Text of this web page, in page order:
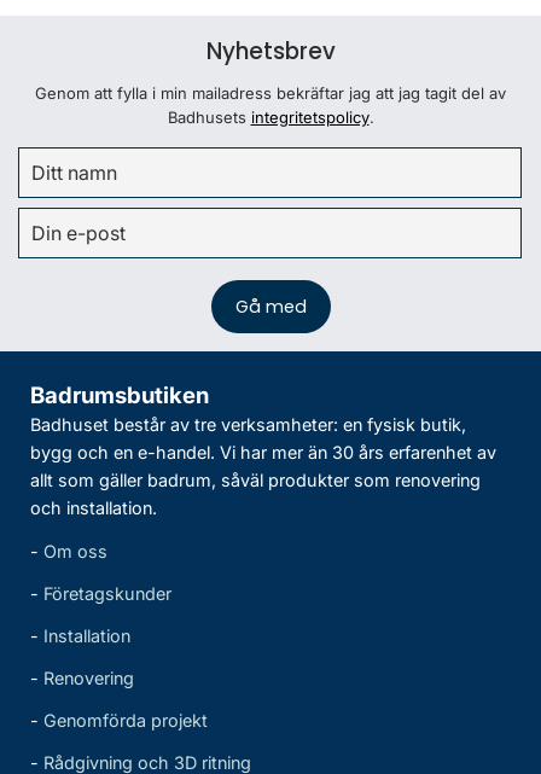
Nyhetsbrev
Genom att fylla i min mailadress bekräftar jag att jag tagit del av
Badhusets integritetspolicy.
Badrumsbutiken
Badhuset består av tre verksamheter: en fysisk butik,
bygg och en e-handel. Vi har mer än 30 års erfarenhet av
allt som gäller badrum, såväl produkter som renovering
och installation.
- Om oss
- Företagskunder
- Installation
- Renovering
- Genomförda projekt
- Rådgivning och 3D ritning